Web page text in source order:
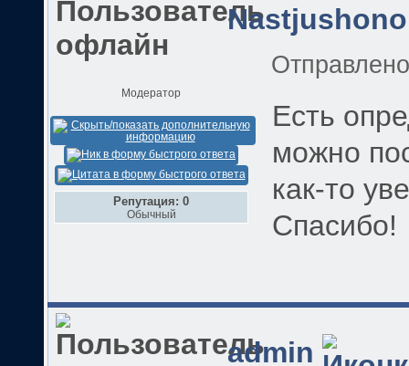
Модератор
Репутация: 0
Обычный
Есть
можно
как-то
Спасибо!
admin